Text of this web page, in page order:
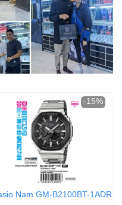
Nam GM-B2100BT-1ADR
-15%